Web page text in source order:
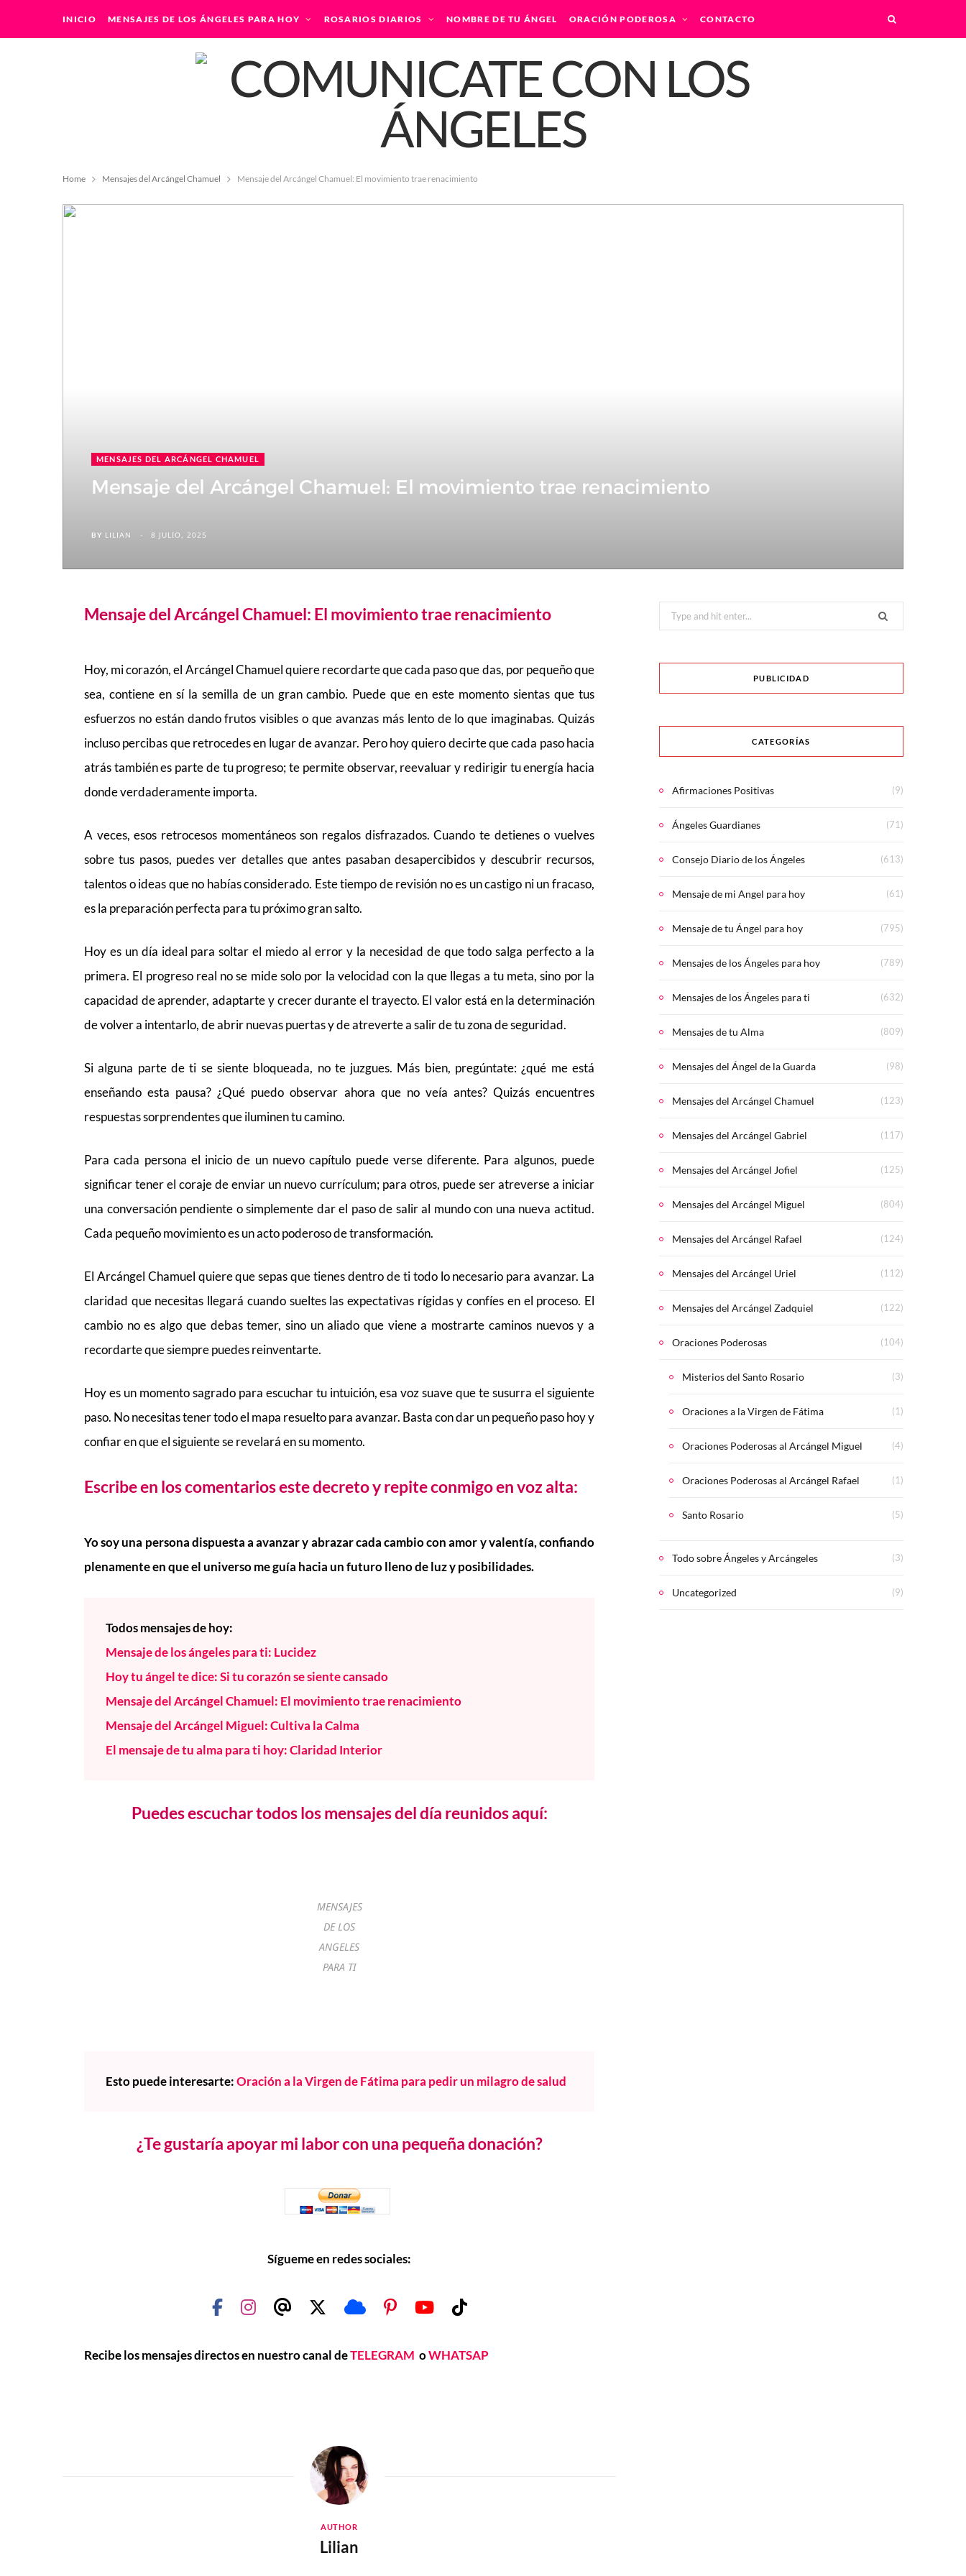
INICIO MENSAJES DE LOS ÁNGELES PARA HOY ROSARIOS DIARIOS NOMBRE DE TU ÁNGEL ORACIÓN PODEROSA CONTACTO
Home Mensajes del Arcángel Chamuel Mensaje del Arcángel Chamuel: El movimiento trae renacimiento
MENSAJES DEL ARCÁNGEL CHAMUEL
Mensaje del Arcángel Chamuel: El movimiento trae renacimiento
BY LILIAN 8 JULIO, 2025
Mensaje del Arcángel Chamuel: El movimiento trae renacimiento
Hoy, mi corazón, el Arcángel Chamuel quiere recordarte que cada paso que das, por pequeño que
sea, contiene en sí la semilla de un gran cambio. Puede que en este momento sientas que tus
esfuerzos no están dando frutos visibles o que avanzas más lento de lo que imaginabas. Quizás
incluso percibas que retrocedes en lugar de avanzar. Pero hoy quiero decirte que cada paso hacia
atrás también es parte de tu progreso; te permite observar, reevaluar y redirigir tu energía hacia
donde verdaderamente importa.
A veces, esos retrocesos momentáneos son regalos disfrazados. Cuando te detienes o vuelves
sobre tus pasos, puedes ver detalles que antes pasaban desapercibidos y descubrir recursos,
talentos o ideas que no habías considerado. Este tiempo de revisión no es un castigo ni un fracaso,
es la preparación perfecta para tu próximo gran salto.
Hoy es un día ideal para soltar el miedo al error y la necesidad de que todo salga perfecto a la
primera. El progreso real no se mide solo por la velocidad con la que llegas a tu meta, sino por la
capacidad de aprender, adaptarte y crecer durante el trayecto. El valor está en la determinación
de volver a intentarlo, de abrir nuevas puertas y de atreverte a salir de tu zona de seguridad.
Si alguna parte de ti se siente bloqueada, no te juzgues. Más bien, pregúntate: ¿qué me está
enseñando esta pausa? ¿Qué puedo observar ahora que no veía antes? Quizás encuentres
respuestas sorprendentes que iluminen tu camino.
Para cada persona el inicio de un nuevo capítulo puede verse diferente. Para algunos, puede
significar tener el coraje de enviar un nuevo currículum; para otros, puede ser atreverse a iniciar
una conversación pendiente o simplemente dar el paso de salir al mundo con una nueva actitud.
Cada pequeño movimiento es un acto poderoso de transformación.
El Arcángel Chamuel quiere que sepas que tienes dentro de ti todo lo necesario para avanzar. La
claridad que necesitas llegará cuando sueltes las expectativas rígidas y confíes en el proceso. El
cambio no es algo que debas temer, sino un aliado que viene a mostrarte caminos nuevos y a
recordarte que siempre puedes reinventarte.
Hoy es un momento sagrado para escuchar tu intuición, esa voz suave que te susurra el siguiente
paso. No necesitas tener todo el mapa resuelto para avanzar. Basta con dar un pequeño paso hoy y
confiar en que el siguiente se revelará en su momento.
Escribe en los comentarios este decreto y repite conmigo en voz alta:
Yo soy una persona dispuesta a avanzar y abrazar cada cambio con amor y valentía, confiando
plenamente en que el universo me guía hacia un futuro lleno de luz y posibilidades.
Todosmensajes de hoy:
Mensaje de los ángeles para ti: Lucidez
Hoy tu ángel te dice: Si tu corazón se siente cansado
Mensaje del Arcángel Chamuel: El movimiento trae renacimiento
Mensaje del Arcángel Miguel: Cultiva la Calma
El mensaje de tu alma para ti hoy: Claridad Interior
Puedes escuchar todos los mensajes del día reunidos aquí:
MENSAJES
DE LOS
ANGELES
PARA TI
Esto puede interesarte:Oración a la Virgen de Fátima para pedir un milagro de salud
¿Te gustaría apoyar mi labor con una pequeña donación?
Sígueme en redes sociales:
Recibe los mensajes directos en nuestro canal deTELEGRAM oWHATSAP
AUTHOR
Lilian
Search
for:
PUBLICIDAD
CATEGORÍAS
Afirmaciones Positivas (9)
Ángeles Guardianes (71)
Consejo Diario de los Ángeles (613)
Mensaje de mi Angel para hoy (61)
Mensaje de tu Ángel para hoy (795)
Mensajes de los Ángeles para hoy (789)
Mensajes de los Ángeles para ti (632)
Mensajes de tu Alma (809)
Mensajes del Ángel de la Guarda (98)
Mensajes del Arcángel Chamuel (123)
Mensajes del Arcángel Gabriel (117)
Mensajes del Arcángel Jofiel (125)
Mensajes del Arcángel Miguel (804)
Mensajes del Arcángel Rafael (124)
Mensajes del Arcángel Uriel (112)
Mensajes del Arcángel Zadquiel (122)
Oraciones Poderosas (104)
Misterios del Santo Rosario (3)
Oraciones a la Virgen de Fátima (1)
Oraciones Poderosas al Arcángel Miguel (4)
Oraciones Poderosas al Arcángel Rafael (1)
Santo Rosario (5)
Todo sobre Ángeles y Arcángeles (3)
Uncategorized (9)